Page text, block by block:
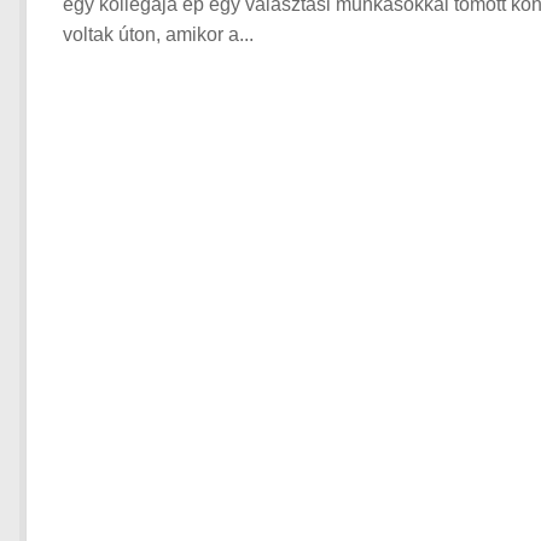
egy kollégája ép egy választási munkásokkal tömött
voltak úton, amikor a...